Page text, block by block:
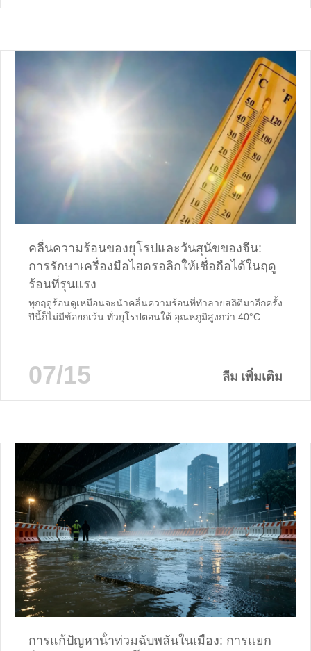
their reliability…
คลื่นความร้อนของยุโรปและวันสุนัขของจีน:
การรักษาเครื่องมือไฮดรอลิกให้เชื่อถือได้ในฤดู
ร้อนที่รุนแรง
ทุกฤดูร้อนดูเหมือนจะนําคลื่นความร้อนที่ทําลายสถิติมาอีกครั้ง
ปีนี้ก็ไม่มีข้อยกเว้น ทั่วยุโรปตอนใต้ อุณหภูมิสูงกว่า 40°C
ในบางภูมิภาคผู้ประกอบการได้เตือนถึงศักยภาพ
07/15 ลีม เพิ่มเติม
การแก้ปัญหาน้ําท่วมฉับพลันในเมือง: การแยก